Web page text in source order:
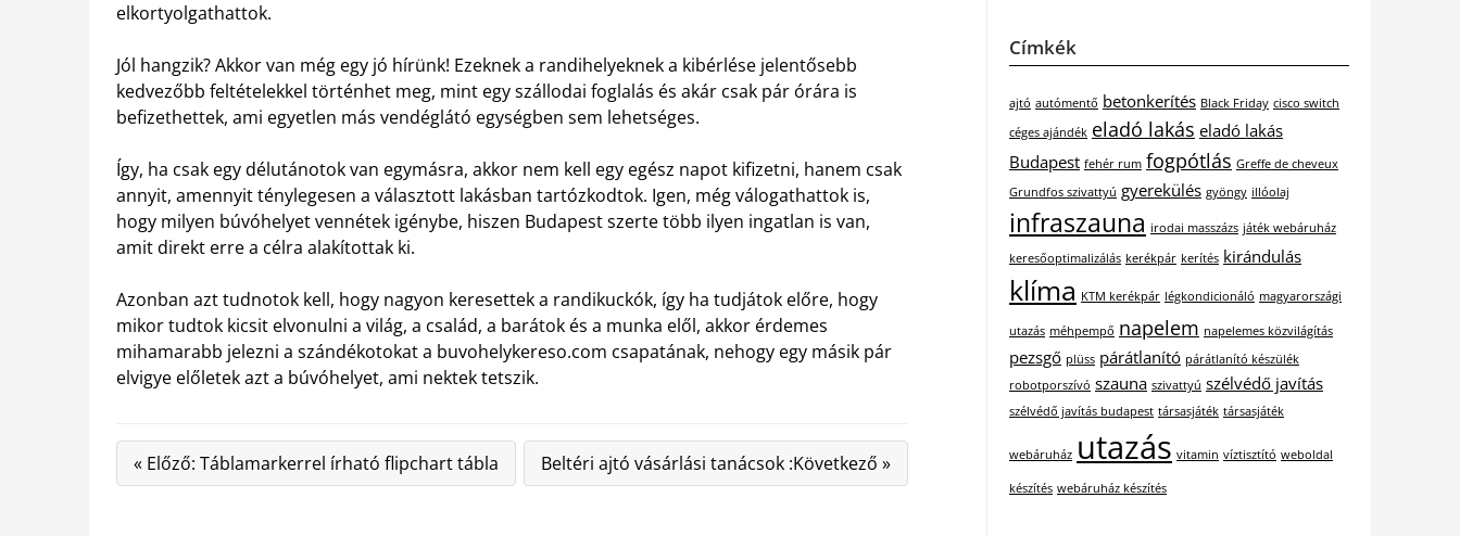
elkortyolgathattok.
Jól hangzik? Akkor van még egy jó hírünk! Ezeknek a randihelyeknek a kibérlése jelentősebb
kedvezőbb feltételekkel történhet meg, mint egy szállodai foglalás és akár csak pár órára is
befizethettek, ami egyetlen más vendéglátó egységben sem lehetséges.
Így, ha csak egy délutánotok van egymásra, akkor nem kell egy egész napot kifizetni, hanem csak
annyit, amennyit ténylegesen a választott lakásban tartózkodtok. Igen, még válogathattok is,
hogy milyen búvóhelyet vennétek igénybe, hiszen Budapest szerte több ilyen ingatlan is van,
amit direkt erre a célra alakítottak ki.
Azonban azt tudnotok kell, hogy nagyon keresettek a randikuckók, így ha tudjátok előre, hogy
mikor tudtok kicsit elvonulni a világ, a család, a barátok és a munka elől, akkor érdemes
mihamarabb jelezni a szándékotokat a buvohelykereso.com csapatának, nehogy egy másik pár
elvigye előletek azt a búvóhelyet, ami nektek tetszik.
« Előző: Táblamarkerrel írható flipchart tábla Beltéri ajtó vásárlási tanácsok :Következő »
Címkék
ajtó autómentő betonkerítés Black Friday cisco switch
céges ajándék eladó lakás eladó lakás
Budapest fehér rum fogpótlás Greffe de cheveux
Grundfos szivattyú gyerekülés gyöngy illóolaj
infraszauna irodai masszázs játék webáruház
keresőoptimalizálás kerékpár kerítés kirándulás
klíma KTM kerékpár légkondicionáló magyarországi
utazás méhpempő napelem napelemes közvilágítás
pezsgő plüss párátlanító párátlanító készülék
robotporszívó szauna szivattyú szélvédő javítás
szélvédő javítás budapest társasjáték társasjáték
webáruház utazás vitamin víztisztító weboldal
készítés webáruház készítés